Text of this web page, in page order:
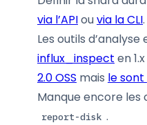
via l’APIouvia la CLI
Les outils
influx_inspect en 1.x
2.0 OSS mais le sont
Manque encore les
report-disk .